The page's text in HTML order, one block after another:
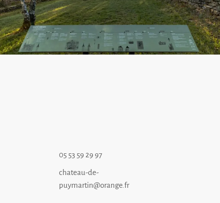
05 53 59 29 97
chateau-de-
puymartin@orange.fr